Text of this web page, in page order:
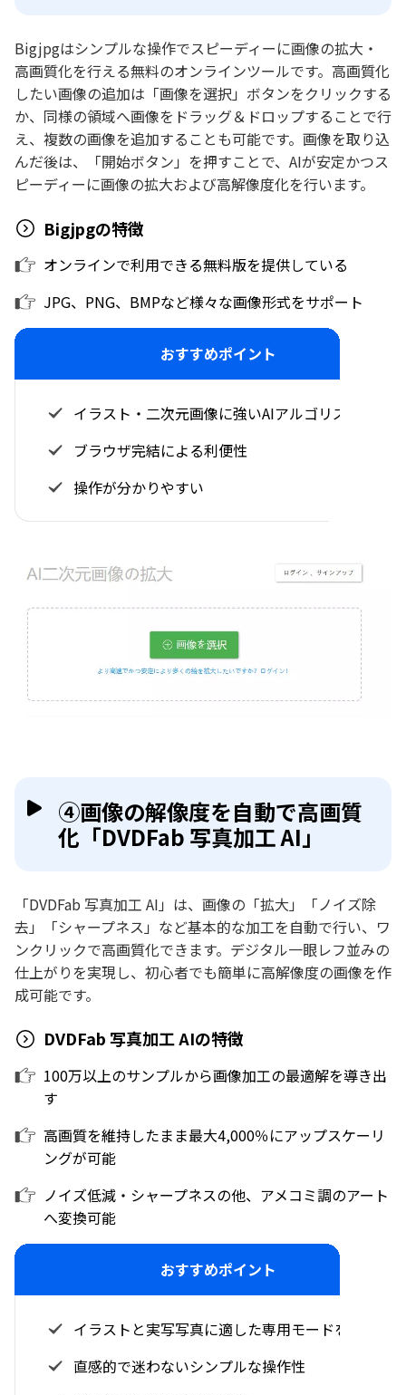
Bigjpgはシンプルな操作でスピーディーに画像の拡大・
高画質化を行える無料のオンラインツールです。高画質化
したい画像の追加は「画像を選択」ボタンをクリックする
か、同様の領域へ画像をドラッグ＆ドロップすることで行
え、複数の画像を追加することも可能です。画像を取り込
んだ後は、「開始ボタン」を押すことで、AIが安定かつス
ピーディーに画像の拡大および高解像度化を行います。
Bigjpgの特徴
オンラインで利用できる無料版を提供している
JPG、PNG、BMPなど様々な画像形式をサポート
おすすめポイント
イラスト・二次元画像に強いAIアルゴリズム
ブラウザ完結による利便性
操作が分かりやすい
④画像の解像度を自動で高画質
化「DVDFab 写真加工 AI」
「DVDFab 写真加工 AI」は、画像の「拡大」「ノイズ除
去」「シャープネス」など基本的な加工を自動で行い、ワ
ンクリックで高画質化できます。デジタル一眼レフ並みの
仕上がりを実現し、初心者でも簡単に高解像度の画像を作
成可能です。
DVDFab 写真加工 AIの特徴
100万以上のサンプルから画像加工の最適解を導き出
す
高画質を維持したまま最大4,000％にアップスケーリ
ングが可能
ノイズ低減・シャープネスの他、アメコミ調のアート
へ変換可能
おすすめポイント
イラストと実写写真に適した専用モードを搭載
直感的で迷わないシンプルな操作性